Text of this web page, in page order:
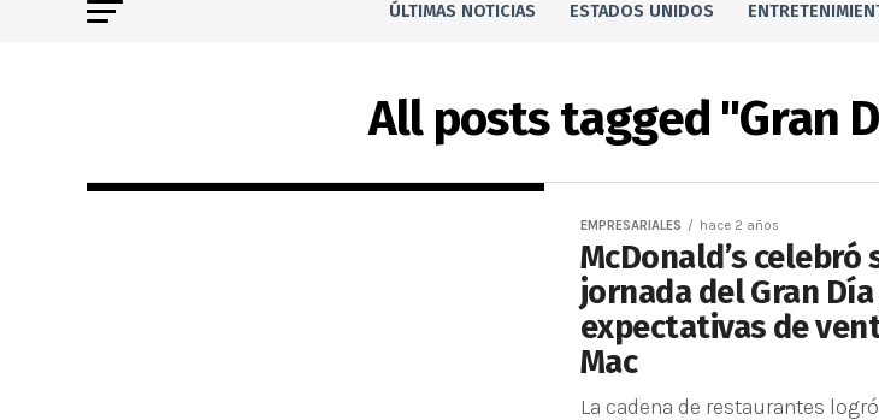
ÚLTIMAS NOTICIAS ESTADOS UNIDOS
All posts tagged "Gran
EMPRESARIALES hace 2 años
McDonald’s celebró
jornada del Gran
expectativas de
Mac
La cadena de restaurantes